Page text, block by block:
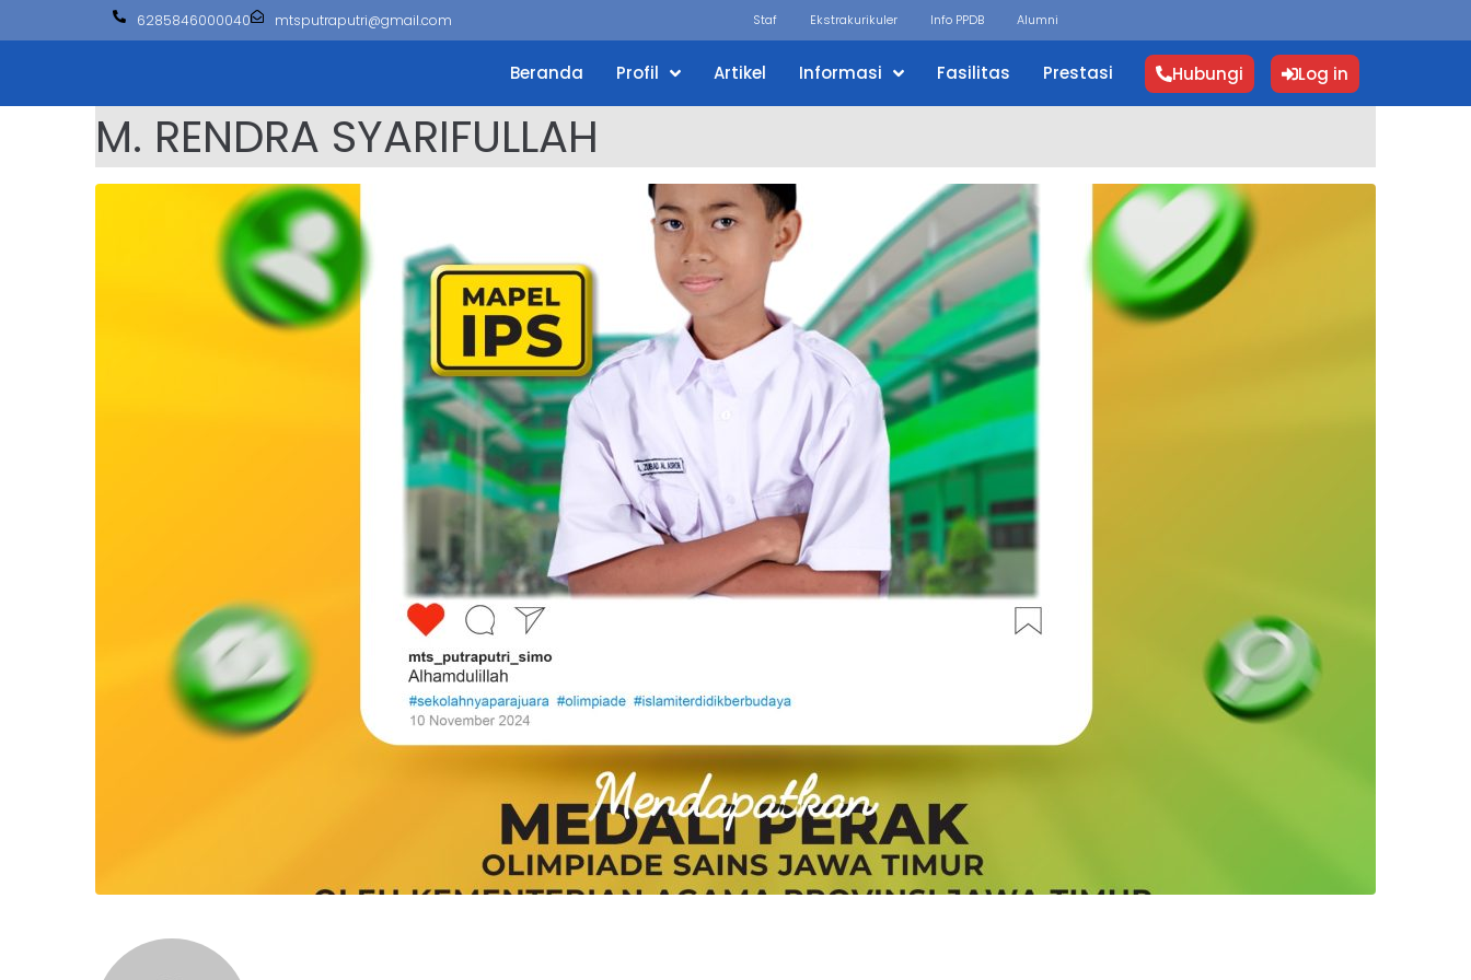
6285846000040 mtsputraputri@gmail.com Staf Ekstrakurikuler Info PPDB Alumni
Beranda Profil Artikel Informasi Fasilitas Prestasi Hubungi Log in
M. RENDRA SYARIFULLAH